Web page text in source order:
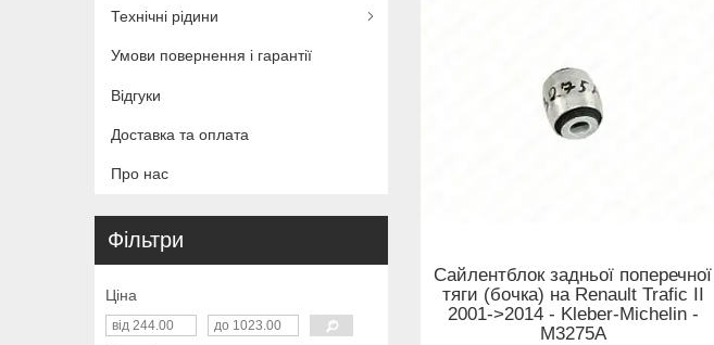
Сайлентблок задньої поперечної
тяги (бочка) на Renault Trafic II
2001->2014 - Kleber-Michelin -
M3275A
Технічні рідини
Умови повернення і гарантії
Відгуки
Доставка та оплата
Про нас
Фільтри
Ціна